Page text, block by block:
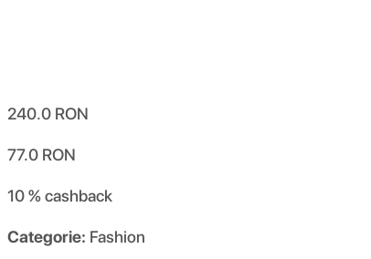
240.0 RON
77.0 RON
10 %cashback
Categorie: Fashion